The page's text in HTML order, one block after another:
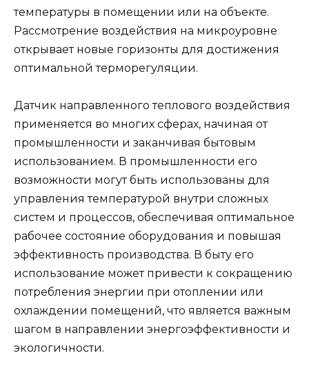
температуры в помещении или на объекте.
Рассмотрение воздействия на микроуровне
открывает новые горизонты для достижения
оптимальной терморегуляции.
Датчик направленного теплового воздействия
применяется во многих сферах, начиная от
промышленности и заканчивая бытовым
использованием. В промышленности его
возможности могут быть использованы для
управления температурой внутри сложных
систем и процессов, обеспечивая оптимальное
рабочее состояние оборудования и повышая
эффективность производства. В быту его
использование может привести к сокращению
потребления энергии при отоплении или
охлаждении помещений, что является важным
шагом в направлении энергоэффективности и
экологичности.